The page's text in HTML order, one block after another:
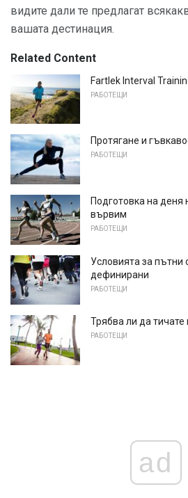
видите дали те предлагат
вашата дестинация.
Related Content
Fartlek Interval
РАБОТЕЩИ
Протягане и
РАБОТЕЩИ
Подготовка на деня
вървим
РАБОТЕЩИ
Условията за пътни
дефинирани
РАБОТЕЩИ
Трябва ли да тичате
РАБОТЕЩИ
ad